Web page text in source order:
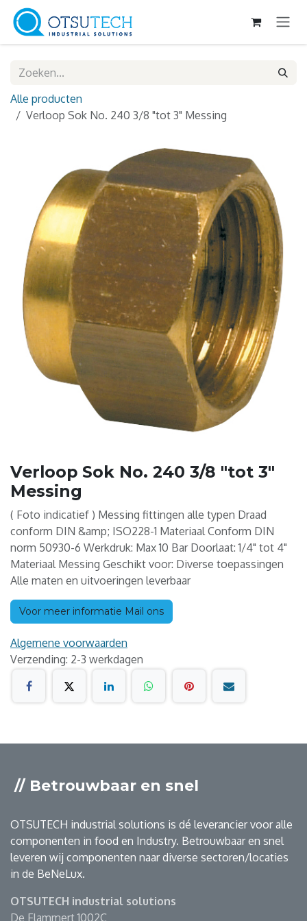
Overslaan naar inhoud
Alle producten
Verloop Sok No. 240 3/8 "tot 3" Messing
Verloop Sok No. 240 3/8 "tot 3"
Messing
( Foto indicatief ) Messing fittingen alle typen Draad
conform DIN &amp; ISO228-1 Materiaal Conform DIN
norm 50930-6 Werkdruk: Max 10 Bar Doorlaat: 1/4" tot 4"
Materiaal Messing Geschikt voor: Diverse toepassingen
Alle maten en uitvoeringen leverbaar
Voor meer informatie Mail ons
Algemene voorwaarden
Verzending: 2-3 werkdagen
// Betrouwbaar en snel
OTSUTECH industrial solutions is dé leverancier voor alle
componenten in food en Industry. Betrouwbaar en snel
leveren wij componenten naar diverse sectoren/locaties
in de BeNeLux.
OTSUTECH industrial solutions
De Flammert 1002C